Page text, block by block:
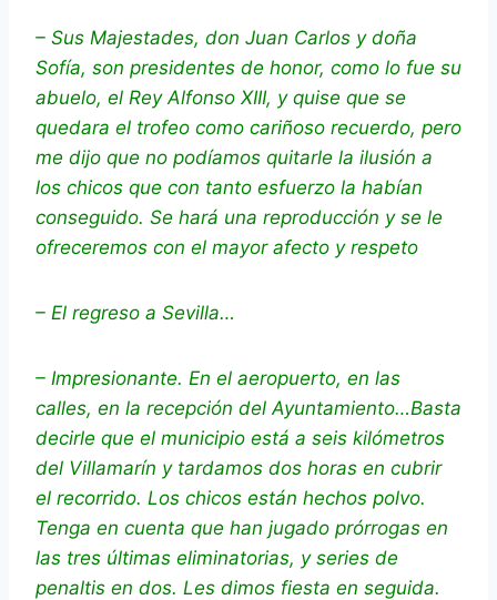
– Sus Majestades, don Juan Carlos y doña
Sofía, son presidentes de honor, como lo fue su
abuelo, el Rey Alfonso XIII, y quise que se
quedara el trofeo como cariñoso recuerdo, pero
me dijo que no podíamos quitarle la ilusión a
los chicos que con tanto esfuerzo la habían
conseguido. Se hará una reproducción y se le
ofreceremos con el mayor afecto y respeto
– El regreso a Sevilla…
– Impresionante. En el aeropuerto, en las
calles, en la recepción del Ayuntamiento…Basta
decirle que el municipio está a seis kilómetros
del Villamarín y tardamos dos horas en cubrir
el recorrido. Los chicos están hechos polvo.
Tenga en cuenta que han jugado prórrogas en
las tres últimas eliminatorias, y series de
penaltis en dos. Les dimos fiesta en seguida.